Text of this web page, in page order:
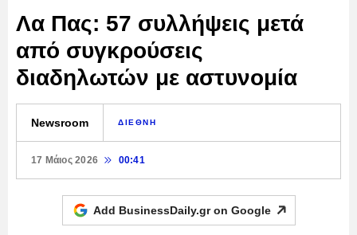
Λα Πας: 57 συλλήψεις μετά
από συγκρούσεις
διαδηλωτών με αστυνομία
Newsroom ΔΙΕΘΝΗ
17 Μάιος 2026 00:41
Add BusinessDaily.gr on Google